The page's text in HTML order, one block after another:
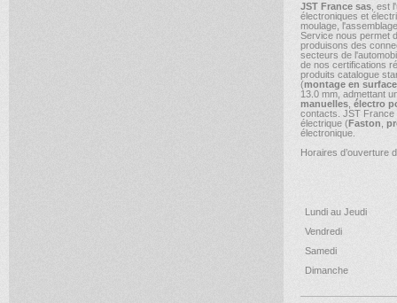
JST France sas , est
électroniques et
moulage,
Service nous permet
produisons des
secteurs de
de nos certifications
produits catalogue
(montage en surface
13.0 mm, admettant
manuelles électro
contacts. JST France
électrique (Faston
électronique.
Horaires d’ouverture
Lundi au Jeudi
Vendredi
Samedi
Dimanche